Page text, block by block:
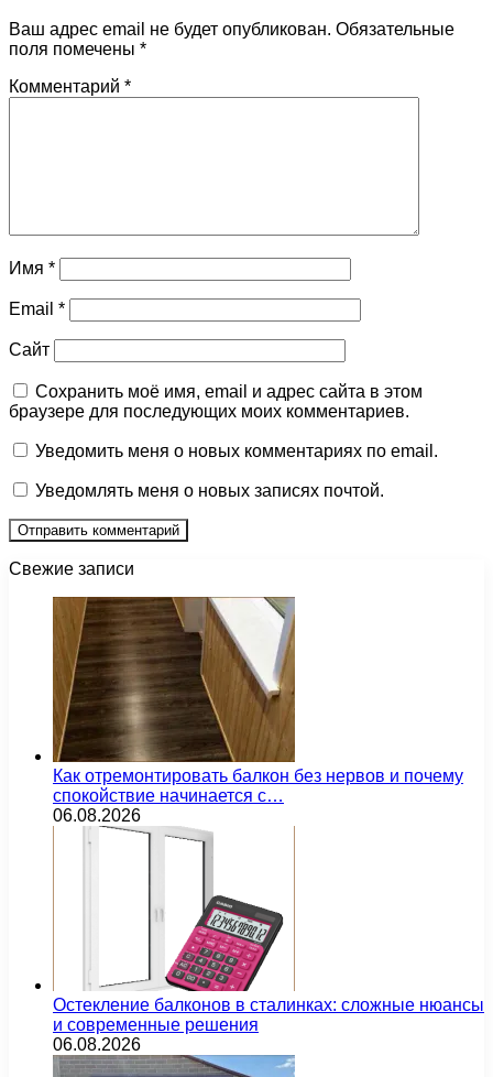
Ваш адрес email не будет опубликован. Обязательные
поля помечены *
Комментарий *
Имя *
Email *
Сайт
Сохранить моё имя, email и адрес сайта в этом
браузере для последующих моих комментариев.
Уведомить меня о новых комментариях по email.
Уведомлять меня о новых записях почтой.
Свежие записи
Как отремонтировать балкон без нервов и почему
спокойствие начинается с…
06.08.2026
Остекление балконов в сталинках: сложные нюансы
и современные решения
06.08.2026